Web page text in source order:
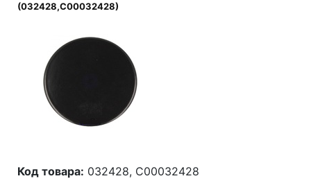
(032428,C00032428)
Код товара: 032428, C00032428